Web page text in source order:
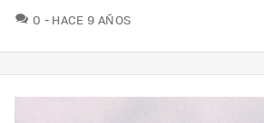
0 COMENTARIOS
HACE 9 AÑOS